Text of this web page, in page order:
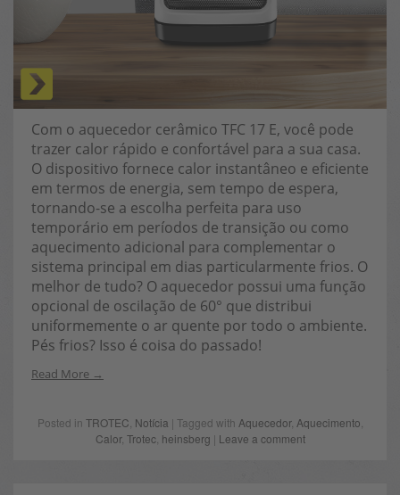
Com o aquecedor cerâmico TFC 17 E, você pode
trazer calor rápido e confortável para a sua casa.
O dispositivo fornece calor instantâneo e eficiente
em termos de energia, sem tempo de espera,
tornando-se a escolha perfeita para uso
temporário em períodos de transição ou como
aquecimento adicional para complementar o
sistema principal em dias particularmente frios. O
melhor de tudo? O aquecedor possui uma função
opcional de oscilação de 60° que distribui
uniformemente o ar quente por todo o ambiente.
Pés frios? Isso é coisa do passado!
Read More
Posted in TROTEC Notícia | Tagged with Aquecedor, Aquecimento
Calor, Trotec, heinsberg | Leave a comment